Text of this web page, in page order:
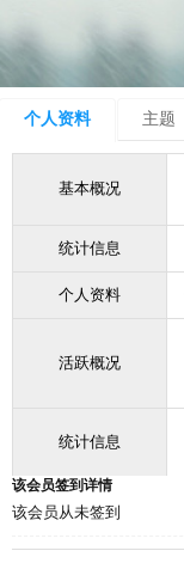
个人资料 主题
基本概况
统计信息
个人资料
活跃概况
统计信息
该会员签到详情
该会员从未签到